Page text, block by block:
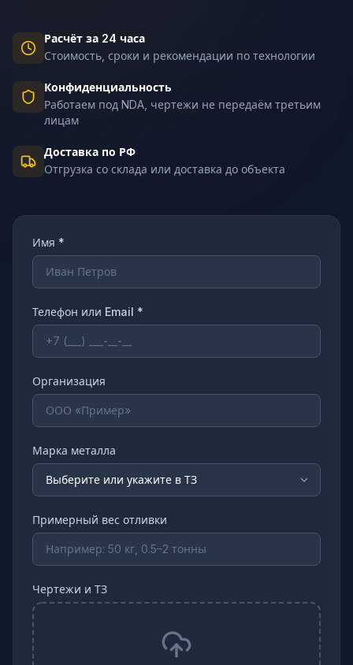
Расчёт за 24 часа
Стоимость, сроки и рекомендации по технологии
Конфиденциальность
Работаем под NDA, чертежи не передаём третьим
лицам
Доставка по РФ
Отгрузка со склада или доставка до объекта
Имя *
Телефон или Email *
Организация
Марка металла
Примерный вес отливки
Чертежи и ТЗ